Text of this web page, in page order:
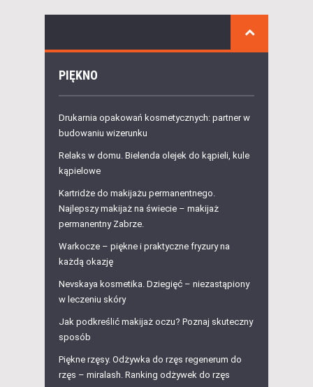
PIĘKNO
Drukarnia opakowań kosmetycznych: partner w
budowaniu wizerunku
Relaks w domu. Bielenda olejek do kąpieli, kule
kąpielowe
Kartridże do makijażu permanentnego.
Najlepszy makijaż na świecie – makijaż
permanentny Zabrze.
Warkocze – piękne i praktyczne fryzury na
każdą okazję
Nevskaya kosmetika. Dziegięć – niezastąpiony
w leczeniu skóry
Jak podkreślić makijaż oczu? Poznaj skuteczny
sposób
Piękne rzęsy. Odżywka do rzęs regenerum do
rzęs – miralash. Ranking odżywek do rzęs